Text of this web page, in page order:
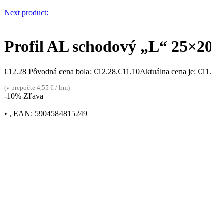
Next product:
Profil AL schodový „L“
€12.28 Pôvodná cena bola: €12.28.€11.10Aktuálna cena je:
(v prepočte 4,55 € / bm)
-10% Zľava
• , EAN: 5904584815249